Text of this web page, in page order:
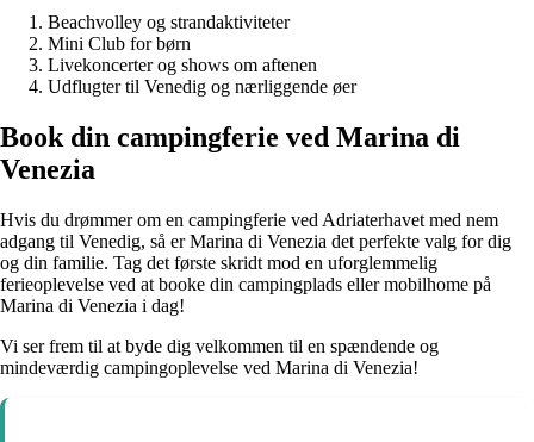
Beachvolley og strandaktiviteter
Mini Club for børn
Livekoncerter og shows om aftenen
Udflugter til Venedig og nærliggende øer
Book din campingferie ved Marina di
Venezia
Hvis du drømmer om en campingferie ved Adriaterhavet med nem
adgang til Venedig, så er Marina di Venezia det perfekte valg for dig
og din familie. Tag det første skridt mod en uforglemmelig
ferieoplevelse ved at booke din campingplads eller mobilhome på
Marina di Venezia i dag!
Vi ser frem til at byde dig velkommen til en spændende og
mindeværdig campingoplevelse ved Marina di Venezia!